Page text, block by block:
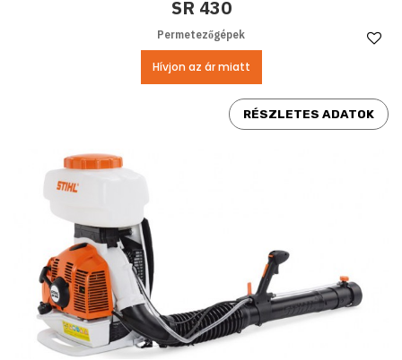
SR 430
Permetezőgépek
Hívjon az ár miatt
RÉSZLETES ADATOK